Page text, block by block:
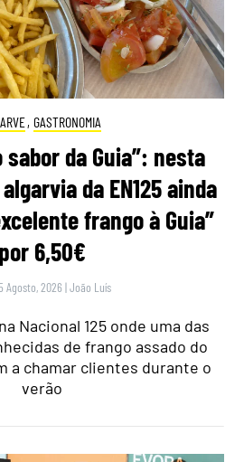
, GASTRONOMIA
sabor da Guia”: nesta
da EN125 ainda
frango à Guia”
por 6,50€
Agosto, 2026 |João Luís
Nacional 125 onde uma das
de frango assado do
a chamar clientes durante o
verão